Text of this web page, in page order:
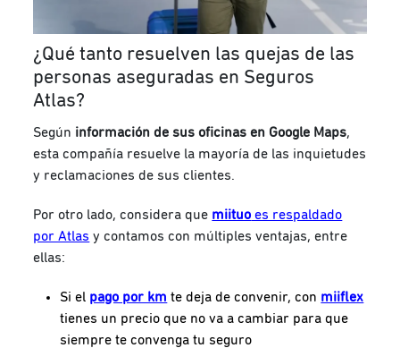
¿Qué tanto resuelven las quejas de las
personas aseguradas en Seguros
Atlas?
Según información de sus oficinas en Google Maps,
esta compañía resuelve la mayoría de las inquietudes
y reclamaciones de sus clientes.
Por otro lado, considera que miituo es respaldado
por Atlas y contamos con múltiples ventajas, entre
ellas:
Si el pago por km te deja de convenir, con miiflex
tienes un precio que no va a cambiar para que
siempre te convenga tu seguro